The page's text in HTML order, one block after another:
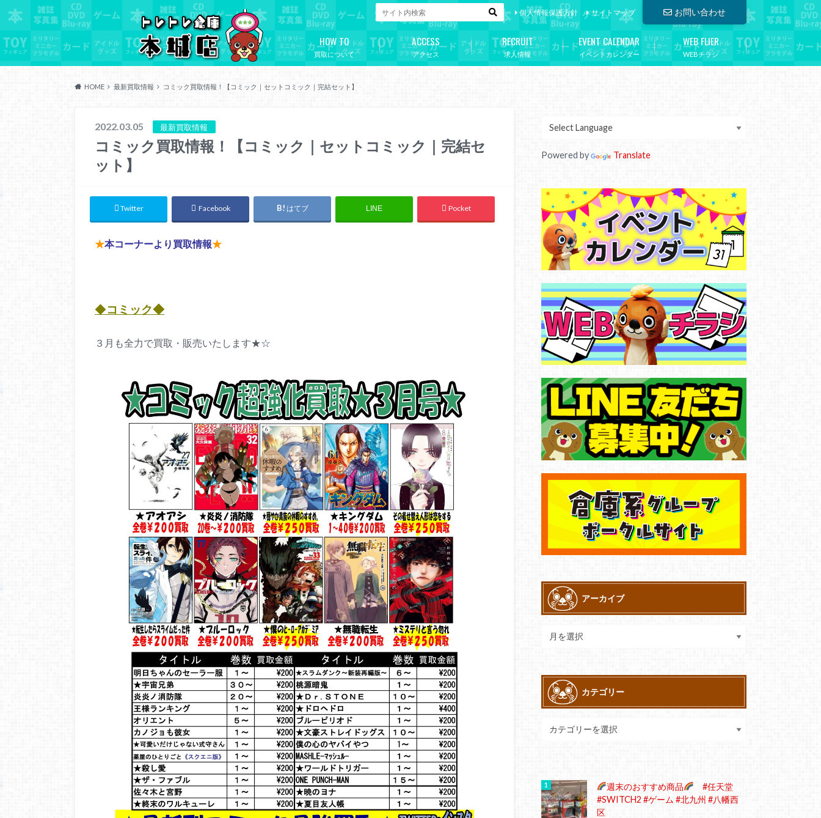
お問い合わせ
個人情報保護方針 サイトマップ
買取について
HOW TO
アクセス
ACCESS
求人情報
RECRUIT
イベントカレンダー
EVENT CALENDAR
WEBチラシ
WEB FLIER
HOME 最新買取情報 コミック買取情報！【コミック｜セットコミック｜完結セット】
2022.03.05 最新買取情報
コミック買取情報！【コミック｜セットコミック｜完結セ
ット】
Twitter Facebook はてブ LINE Pocket
★本コーナーより買取情報★
◆コミック◆
３月も全力で買取・販売いたします★☆
Powered by Translate
アーカイブ
カテゴリー
週末のおすすめ商品
#任天堂
#SWITCH2 #ゲーム #北九州 #八幡西
区